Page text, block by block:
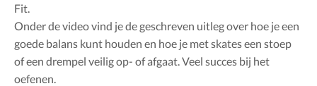
Fit.
Onder de video vind je de geschreven uitleg over hoe je een
goede balans kunt houden en hoe je met skates een stoep
of een drempel veilig op- of afgaat. Veel succes bij het
oefenen.